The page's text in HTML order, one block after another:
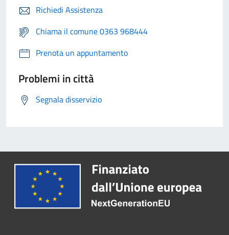
Richiedi Assistenza
Chiama il comune 0363 968444
Prenota un appuntamento
Problemi in città
Segnala disservizio